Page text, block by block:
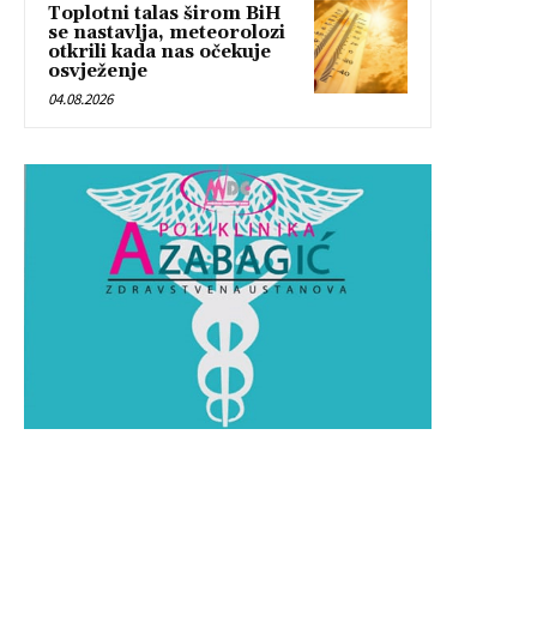
Toplotni talas širom BiH
se nastavlja, meteorolozi
otkrili kada nas očekuje
osvježenje
04.08.2026